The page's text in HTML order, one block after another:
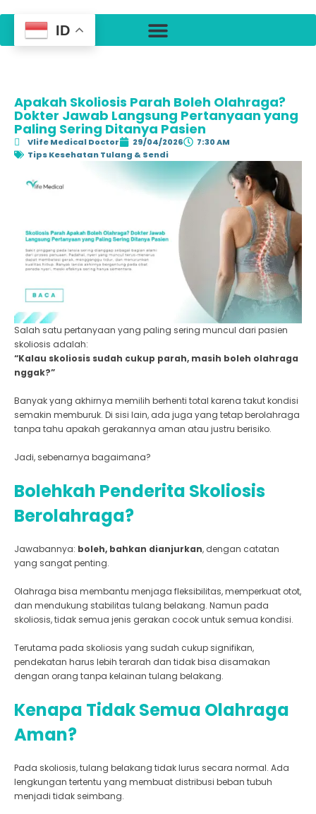
Apakah Skoliosis Parah Boleh Olahraga?
Dokter Jawab Langsung Pertanyaan yang
Paling Sering Ditanya Pasien
Vlife Medical Doctor 29/04/2026
7:30 AM
Tips Kesehatan Tulang & Sendi
Salah satu pertanyaan yang paling sering muncul dari pasien
skoliosis adalah:
“Kalau skoliosis sudah cukup parah, masih boleh olahraga
nggak?”
Banyak yang akhirnya memilih berhenti total karena takut kondisi
semakin memburuk. Di sisi lain, ada juga yang tetap berolahraga
tanpa tahu apakah gerakannya aman atau justru berisiko.
Jadi, sebenarnya bagaimana?
Bolehkah Penderita Skoliosis
Berolahraga?
Jawabannya: boleh, bahkan dianjurkan, dengan catatan
yang sangat penting.
Olahraga bisa membantu menjaga fleksibilitas, memperkuat otot,
dan mendukung stabilitas tulang belakang. Namun pada
skoliosis, tidak semua jenis gerakan cocok untuk semua kondisi.
Terutama pada skoliosis yang sudah cukup signifikan,
pendekatan harus lebih terarah dan tidak bisa disamakan
dengan orang tanpa kelainan tulang belakang.
Kenapa Tidak Semua Olahraga
Aman?
Pada skoliosis, tulang belakang tidak lurus secara normal. Ada
lengkungan tertentu yang membuat distribusi beban tubuh
menjadi tidak seimbang.
ID